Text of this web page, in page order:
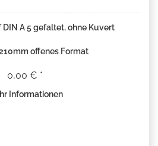
A 5 gefaltet, ohne Kuvert
offenes Format
0,00 € *
Informationen